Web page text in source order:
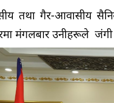
तथा गैर-आवासीय
मंगलबार उनीहरूले जंगी